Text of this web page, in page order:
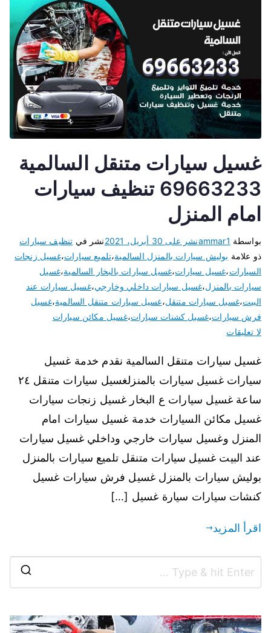
غسيل سيارات متنقل السالمية
69663233 تنظيف سيارات
امام المنزل
بواسطة ammar1نشر على 30 أبريل، 2021 نشر في تنظيف سيارات
ذو علامة بوليش سيارات بالمنزل السالمية،تلميع سيارات،غسيل زنجات
السيارات،غسيل سيارات،غسيل سيارات بالبخار السالمية،غسيل
سيارات بالمنزل،غسيل سيارات داخلي وخارجي،غسيل سيارات عند
البيت،غسيل سيارات متنقل،غسيل سيارات متنقل السالمية،غسيل
فرش سيارات،غسيل كشنات سيارات،غسيل مكائن سيارات
لا تعليقات
غسيل سيارات متنقل السالمية نقدم خدمة غسيل
سيارات غسيل سيارات بالمنزلغسيل سيارات متنقل ٢٤
ساعة غسيل سيارات ع البخار غسيل زنجات سيارات
غسيل مكائن السيارات خدمة غسيل سيارات امام
المنزل وغسيل سيارات خارجي وداخلي غسيل سيارات
عند البيت غسيل سيارات متنقل تلميع سيارات بالمنزل
بوليش سيارات بالمنزل غسيل فرش سيارات غسيل
كنشات سيارات سيارة غسيل […]
اقرأ المزيد